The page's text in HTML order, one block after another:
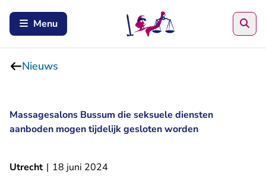
Menu
Nieuws
Massagesalons Bussum die seksuele diensten
aanboden mogen tijdelijk gesloten worden
Utrecht | 18 juni 2024